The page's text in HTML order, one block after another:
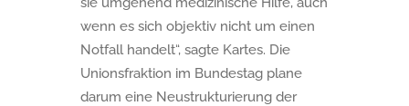
wenn es sich objektiv nicht um einen
Notfall handelt“, sagte Kartes. Die
Unionsfraktion im Bundestag plane
darum eine Neustrukturierung der